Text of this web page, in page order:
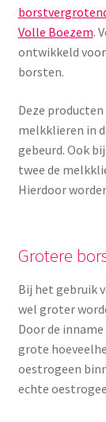
Volle Boezem.
ontwikkeld
borsten.
Deze
melkklieren in
gebeurd. Ook bij
twee de
Hierdoor
Grotere
Bij het gebruik
wel groter
Door de
grote
oestrogeen
echte